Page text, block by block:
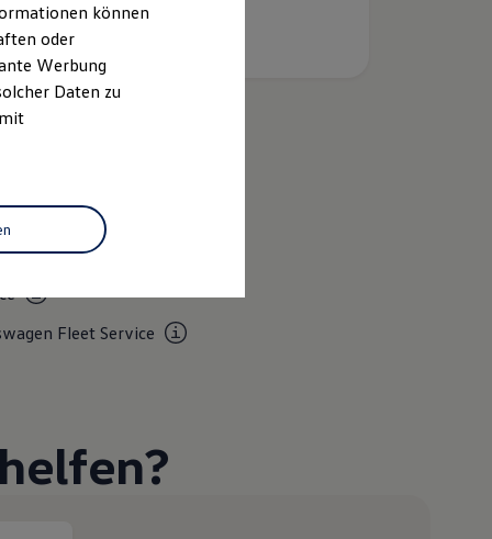
FleetService
können
oder
Werbung
Daten zu